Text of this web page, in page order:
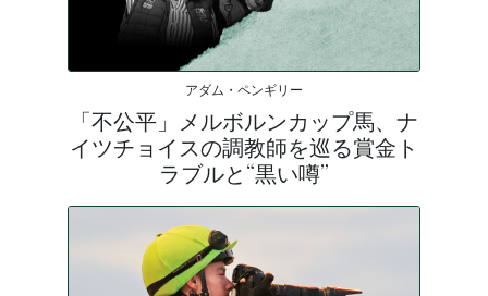
アダム・ペンギリー
「不公平」メルボルンカップ馬、ナ
イツチョイスの調教師を巡る賞金ト
ラブルと“黒い噂”